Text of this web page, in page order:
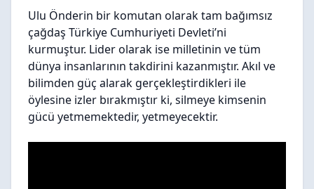
Ulu Önderin bir komutan olarak tam bağımsız
çağdaş Türkiye Cumhuriyeti Devleti’ni
kurmuştur. Lider olarak ise milletinin ve tüm
dünya insanlarının takdirini kazanmıştır. Akıl ve
bilimden güç alarak gerçekleştirdikleri ile
öylesine izler bırakmıştır ki, silmeye kimsenin
gücü yetmemektedir, yetmeyecektir.